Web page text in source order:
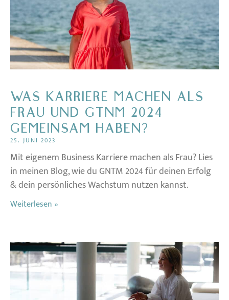
WAS KARRIERE MACHEN ALS
FRAU UND GTNM 2024
GEMEINSAM HABEN?
25. JUNI 2023
Mit eigenem Business Karriere machen als Frau? Lies
in meinen Blog, wie du GNTM 2024 für deinen Erfolg
& dein persönliches Wachstum nutzen kannst.
Weiterlesen »